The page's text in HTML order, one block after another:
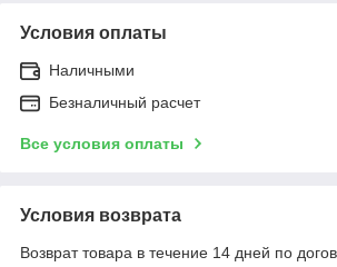
Условия оплаты
Наличными
Безналичный расчет
Все условия оплаты
Условия возврата
Возврат товара в течение 14 дней по